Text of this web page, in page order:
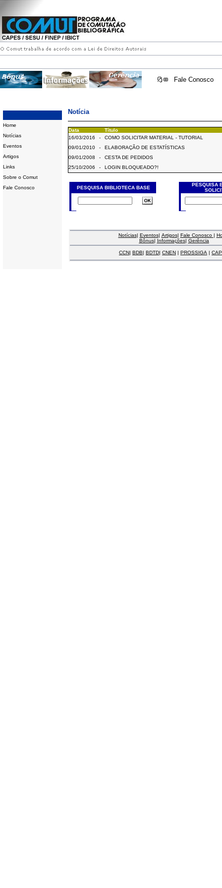
Fale Conosco
Home
Notícias
Eventos
Artigos
Links
Sobre o Comut
Fale Conosco
Notícia
Data
Título
16/03/2016
-
COMO SOLICITAR MATERIAL - TUTORIAL
09/01/2010
-
ELABORAÇÃO DE ESTATÍSTICAS
09/01/2008
-
CESTA DE PEDIDOS
25/10/2006
- LOGIN BLOQUEADO?!
PESQUISA BIBLIOTECA BASE
PESQUISA
Notícias| Eventos| Artigos| Fale Conosco |
Bônus| Informações| Gerência
CCN| BDB| BDTD| CNEN | PROSSIGA |